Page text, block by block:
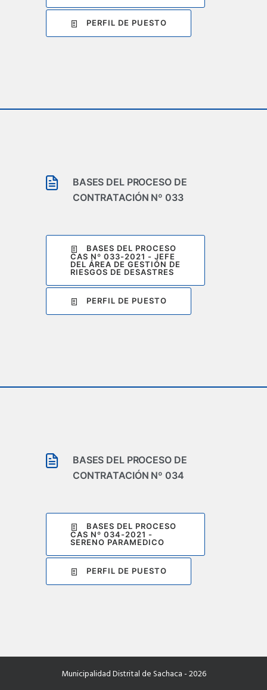
PERFIL DE PUESTO
BASES DEL PROCESO DE
CONTRATACIÓN Nº 033
BASES DEL PROCESO
CAS Nº 033-2021 - JEFE
DEL ÁREA DE GESTIÓN DE
RIESGOS DE DESASTRES
PERFIL DE PUESTO
BASES DEL PROCESO DE
CONTRATACIÓN Nº 034
BASES DEL PROCESO
CAS Nº 034-2021 -
SERENO PARAMEDICO
PERFIL DE PUESTO
Municipalidad Distrital de Sachaca - 2026